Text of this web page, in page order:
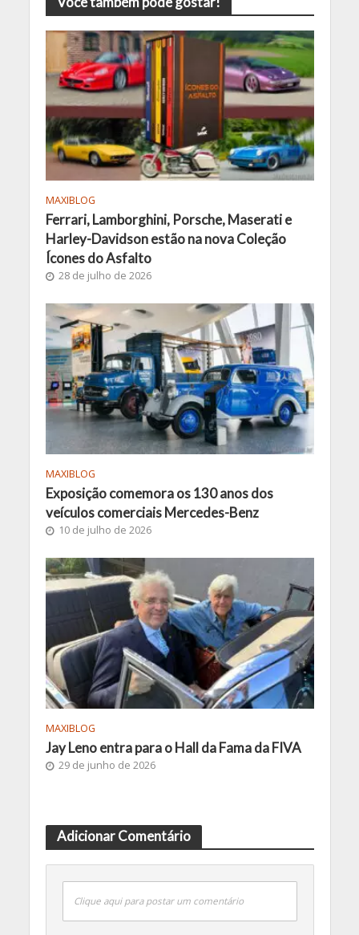
MAXIBLOG
Ferrari, Lamborghini, Porsche, Maserati e
Harley-Davidson estão na nova Coleção
Ícones do Asfalto
28 de julho de 2026
MAXIBLOG
Exposição comemora os 130 anos dos
veículos comerciais Mercedes-Benz
10 de julho de 2026
MAXIBLOG
Jay Leno entra para o Hall da Fama da FIVA
29 de junho de 2026
Adicionar Comentário
Clique aqui para postar um comentário